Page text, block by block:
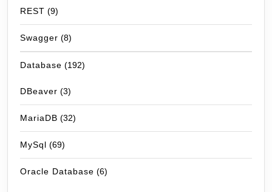
REST (9)
Swagger (8)
Database (192)
DBeaver (3)
MariaDB (32)
MySql (69)
Oracle Database (6)